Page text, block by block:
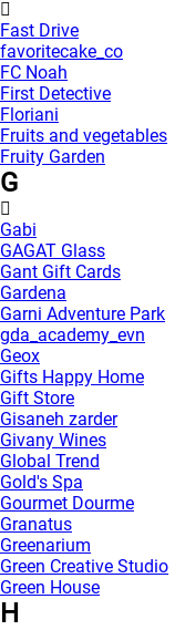
Fast Drive
favoritecake_co
FC Noah
First Detective
Floriani
Fruits and vegetables
Fruity Garden
G
Gabi
GAGAT Glass
Gant Gift Cards
Gardena
Garni Adventure Park
gda_academy_evn
Geox
Gifts Happy Home
Gift Store
Gisaneh zarder
Givany Wines
Global Trend
Gold's Spa
Gourmet Dourme
Granatus
Greenarium
Green Creative Studio
Green House
H